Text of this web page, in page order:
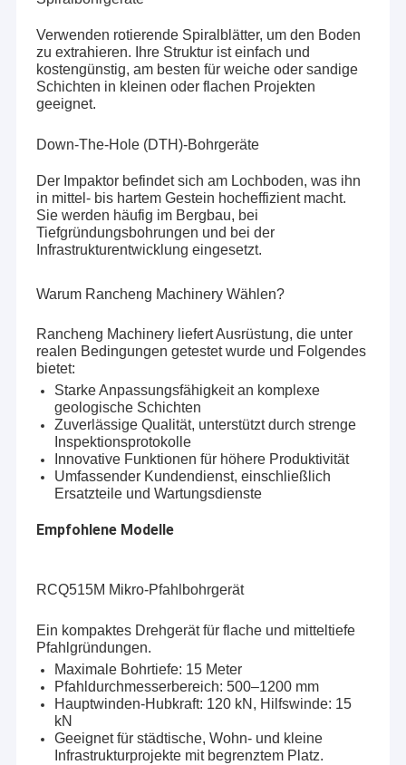
Wasserbohrgerät
Portable Wasserbohrmaschine
Bohrmaschine für Bohrlöcher
DTH-Bohrgerät
Kernbohranlage
Maschinenbau-Bohrgerät
RC-Bohrgerät
HDD-Bohrgerät
Bohrluftkompressor
Bohrschlammpumpe
Werkzeuge für Bohrgeräte
Geophysikalische Vermessungsausrüstung
Verwenden rotierende Spiralblätter, um den Boden
zu extrahieren. Ihre Struktur ist einfach und
kostengünstig, am besten für weiche oder sandige
Schichten in kleinen oder flachen Projekten
geeignet.
Down-The-Hole (DTH)-Bohrgeräte
Der Impaktor befindet sich am Lochboden, was ihn
in mittel- bis hartem Gestein hocheffizient macht.
Sie werden häufig im Bergbau, bei
Tiefgründungsbohrungen und bei der
Infrastrukturentwicklung eingesetzt.
Warum Rancheng Machinery Wählen?
Rancheng Machinery liefert Ausrüstung, die unter
realen Bedingungen getestet wurde und Folgendes
bietet:
Starke Anpassungsfähigkeit an komplexe
geologische Schichten
Zuverlässige Qualität, unterstützt durch strenge
Inspektionsprotokolle
Innovative Funktionen für höhere Produktivität
Umfassender Kundendienst, einschließlich
Ersatzteile und Wartungsdienste
Empfohlene Modelle
RCQ515M Mikro-Pfahlbohrgerät
Ein kompaktes Drehgerät für flache und mitteltiefe
Pfahlgründungen.
Maximale Bohrtiefe: 15 Meter
Pfahldurchmesserbereich: 500–1200 mm
Hauptwinden-Hubkraft: 120 kN, Hilfswinde: 15
kN
Geeignet für städtische, Wohn- und kleine
Infrastrukturprojekte mit begrenztem Platz.
Russland, Rumänien und Serbien.Diese erfahrenen
Vertreter bieten nicht nur genaue Empfehlungen für die
Auswahl der Ausrüstung, sondern auch umfassende
technische Unterstützung, einschließlich der Installation
und Inbetriebnahme der Ausrüstung, der routinemäßigen
Wartung und der Fehlerbehebung.
eine zeitnahe, effiziente Kommunikation und einen
reibungsloses und sorgenfreies Einkaufs- und
Nutzungserlebnis gewährleistet.
Wir heißen neue Partner aus mehr Ländern herzlich
willkommen, die mit uns qualitativ hochwertige Bohrgeräte
anbieten.